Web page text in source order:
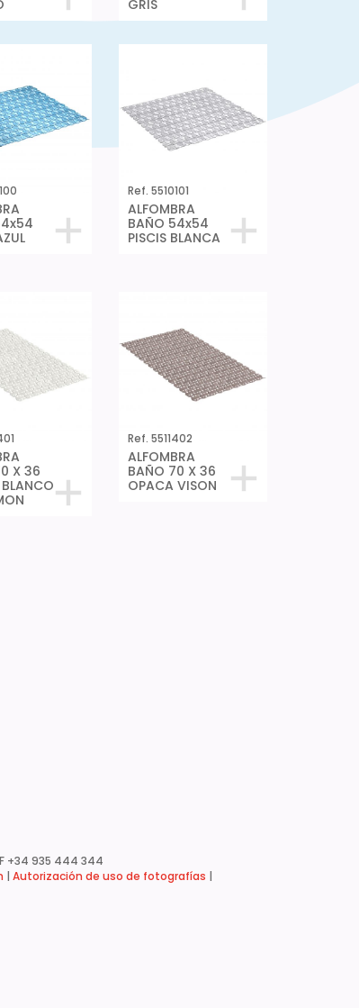
GRIS
Ref. 5510101
ALFOMBRA
BAÑO 54x54
PISCIS BLANCA
X 36
Ref. 5511402
ALFOMBRA
BAÑO 70 X 36
OPACA VISON
+34 935 444 344
Autorización de uso de fotografías